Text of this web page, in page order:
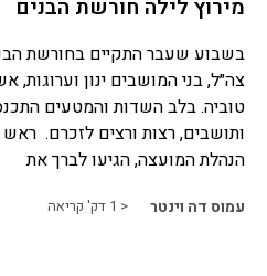
מירוץ לילה חורשת הבנים
בשבוע שעבר התקיים בחורשת
צה״ל, בני המושבים ינון
טוביה. בלב השדות והמטעים
ותושבים, רצות ורצים לזכרם.
הנהלת המועצה, הגיעו לברך את
עמוס דה וינטר < 1 דק' קריאה